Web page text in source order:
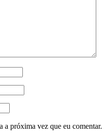
a próxima vez que eu comentar.